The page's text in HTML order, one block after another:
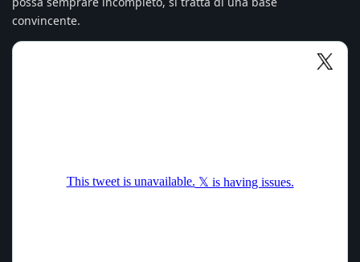
convincente.